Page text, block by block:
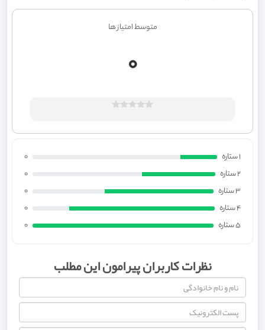
متوسط امتیاز ها
0
1 ستاره
0
2 ستاره
0
3 ستاره
0
4 ستاره
0
5 ستاره
0
نظرات کاربران پیرامون این مطلب